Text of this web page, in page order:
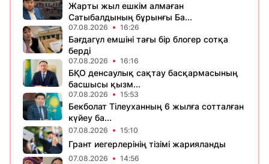
Жарты жыл ешкім алмаған
Сатыбалдының бұрынғы Ба...
07.08.2026 16:26
Бағдагүл емшіні тағы бір блогер сотқа
берді
07.08.2026 16:16
БҚО денсаулық сақтау басқармасының
басшысы қызм...
07.08.2026 15:53
Бекболат Тілеуханның 6 жылға сотталған
күйеу ба...
07.08.2026 15:10
Грант иегерлерінің тізімі жарияланды
07.08.2026 14:56